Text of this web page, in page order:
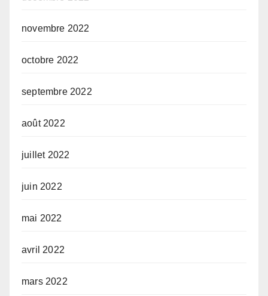
novembre 2022
octobre 2022
septembre 2022
août 2022
juillet 2022
juin 2022
mai 2022
avril 2022
mars 2022